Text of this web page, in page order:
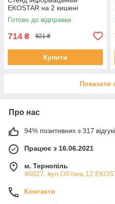
EKOSTAR на 2 кишені
Готово до відправки
714 ₴ 821 ₴
Купити
Показати
Про нас
94% позитивних з 317
Працює з 16.06.2021
м. Тернопіль
46027, вул.Об'їзна,12
Контакти